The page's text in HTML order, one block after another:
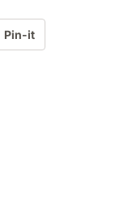
Pin-it